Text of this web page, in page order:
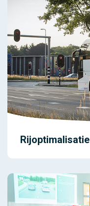
Rijoptimalisatie